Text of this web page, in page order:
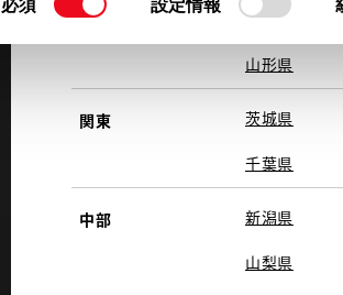
て」をご覧ください。
必須 設定情報
東北 青森県
山形県
関東 茨城県
千葉県
中部 新潟県
山梨県
何ら
恐れ入ります